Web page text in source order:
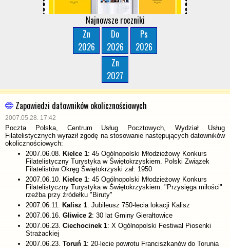
Najnowsze roczniki
Zn
2026
Do
2026
Ps
2026
Zn
2027
Zapowiedzi datowników okolicznościowych
2007.05.28. 17:42
Poczta Polska, Centrum Usług Pocztowych, Wydział Usług
Filatelistycznych wyraził zgodę na stosowanie następujących datowników
okolicznościowych:
2007.06.08. Kielce 1: 45 Ogólnopolski Młodzieżowy Konkurs
Filatelistyczny Turystyka w Świętokrzyskiem. Polski Związek
Filatelistów Okręg Świętokrzyski zał. 1950
2007.06.10. Kielce 1: 45 Ogólnopolski Młodzieżowy Konkurs
Filatelistyczny Turystyka w Świętokrzyskiem. "Przysięga miłości"
rzeźba przy źródełku "Biruty"
2007.06.11. Kalisz 1: Jubileusz 750-lecia lokacji Kalisz
2007.06.16. Gliwice 2: 30 lat Gminy Gierałtowice
2007.06.23. Ciechocinek 1: X Ogólnopolski Festiwal Piosenki
Strażackiej
2007.06.23. Toruń 1: 20-lecie powrotu Franciszkanów do Torunia